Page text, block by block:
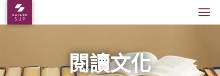
閱讀文化